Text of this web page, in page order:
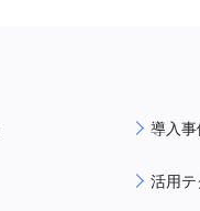
導入事
活用